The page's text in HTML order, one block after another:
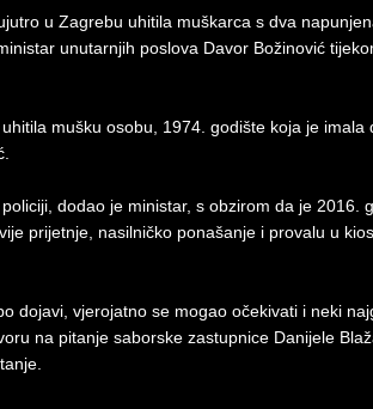
u Zagrebu uhitila muškarca s dva
unutarnjih poslova Davor Božinović
mušku osobu, 1974. godište koja je imala
dodao je ministar, s obzirom da je 2016.
prijetnje, nasilničko ponašanje i provalu u
dojavi, vjerojatno se mogao očekivati i neki
na pitanje saborske zastupnice Danijele